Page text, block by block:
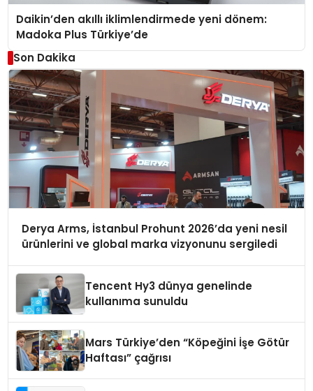
Daikin’den akıllı iklimlendirmede yeni dönem:
Madoka Plus Türkiye’de
Son Dakika
Derya Arms, İstanbul Prohunt 2026’da yeni nesil
ürünlerini ve global marka vizyonunu sergiledi
Tencent Hy3 dünya genelinde
kullanıma sunuldu
Mars Türkiye’den “Köpeğini İşe Götür
Haftası” çağrısı